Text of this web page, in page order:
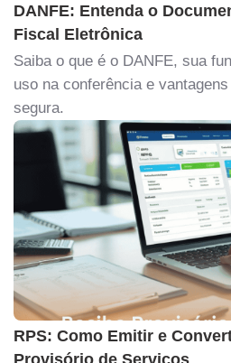
DANFE: Entenda o
Fiscal Eletrônica
Saiba o que é o DANFE, sua
uso na conferência e
segura.
RPS: Como Emitir e
Provisório de Serviços